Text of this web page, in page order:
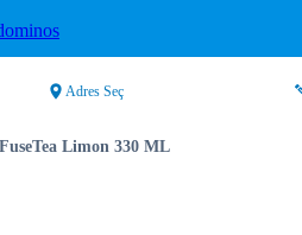
Adres Seç
FuseTea Limon 330 ML